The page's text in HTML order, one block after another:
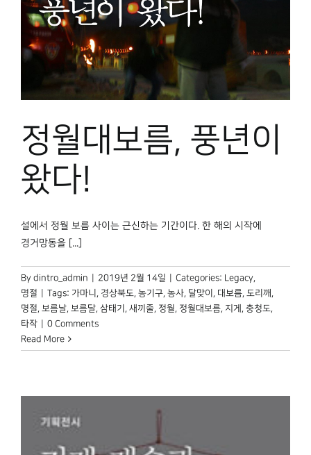
정월대보름, 풍년이
왔다!
설에서 정월 보름 사이는 근신하는 기간이다. 한 해의 시작에
경거망동을 [...]
By dintro_admin 2019년 2월 14일 Categories: Legacy
명절
Tags: 가마니 경상북도 농기구 농사 달맞이 대보름 도리깨
명절
보름날 보름달 삼태기 새끼줄 정월 정월대보름 지게 충청도
타작
0 Comments
Read More